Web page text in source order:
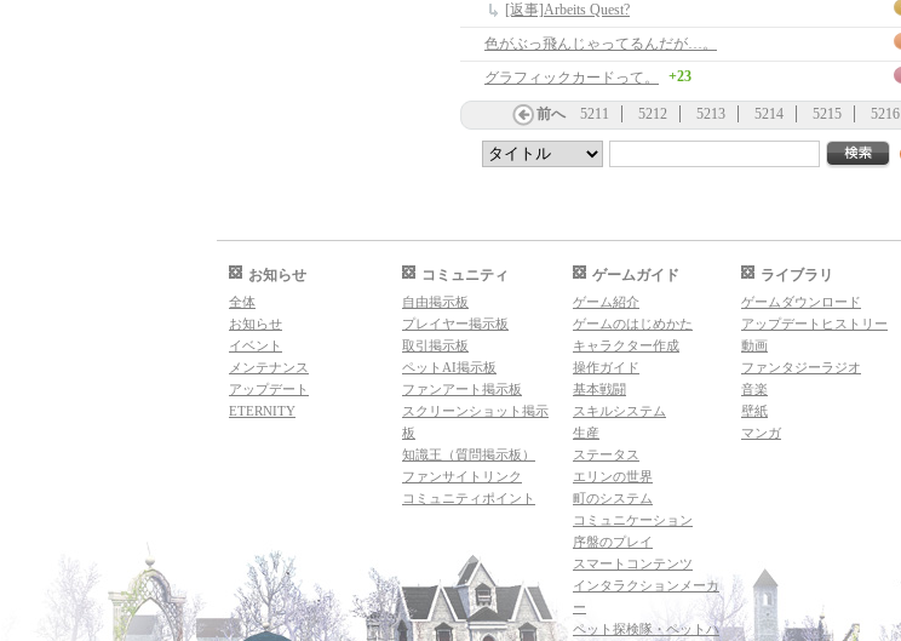
[返事]Arbeits Quest?
色がぶっ飛んじゃってるんだが…。
グラフィックカードって。
+23
前へ 5211 5212 5213 5214 5215 5216
お知らせ
全体
お知らせ
イベント
メンテナンス
アップデート
ETERNITY
コミュニティ
自由掲示板
プレイヤー掲示板
取引掲示板
ペットAI掲示板
ファンアート掲示板
スクリーンショット掲示
板
知識王（質問掲示板）
ファンサイトリンク
コミュニティポイント
ゲームガイド
ゲーム紹介
ゲームのはじめかた
キャラクター作成
操作ガイド
基本戦闘
スキルシステム
生産
ステータス
エリンの世界
町のシステム
コミュニケーション
序盤のプレイ
スマートコンテンツ
インタラクションメーカ
ー
ペット探検隊・ペットハ
ライブラリ
ゲームダウンロード
アップデートヒストリー
動画
ファンタジーラジオ
音楽
壁紙
マンガ